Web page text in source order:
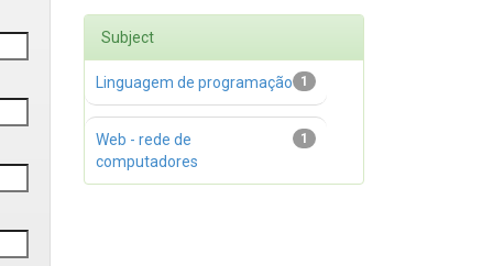
Subject
1
Linguagem de programação
1
Web - rede de
computadores